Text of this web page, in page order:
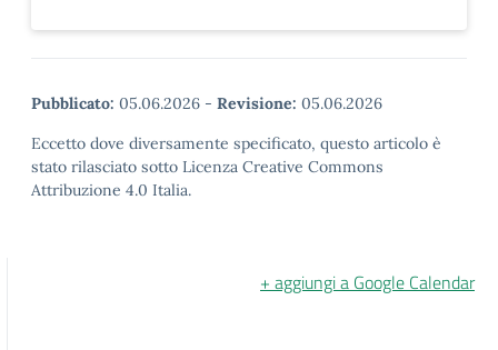
Pubblicato: 05.06.2026 - Revisione: 05.06.2026
Eccetto dove diversamente specificato, questo articolo è
stato rilasciato sotto Licenza Creative Commons
Attribuzione 4.0 Italia.
+ aggiungi a Google Calendar